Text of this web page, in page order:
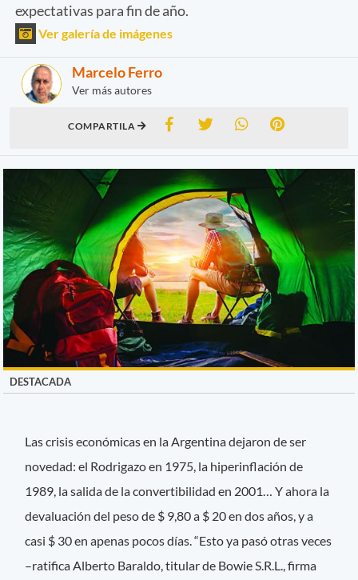
expectativas para fin de año.
Ver galería de imágenes
Marcelo Ferro
Ver más autores
COMPARTILA
DESTACADA
Las crisis económicas en la Argentina dejaron de ser
novedad: el Rodrigazo en 1975, la hiperinflación de
1989, la salida de la convertibilidad en 2001… Y ahora la
devaluación del peso de $ 9,80 a $ 20 en dos años, y a
casi $ 30 en apenas pocos días. “Esto ya pasó otras veces
–ratifica Alberto Baraldo, titular de Bowie S.R.L., firma